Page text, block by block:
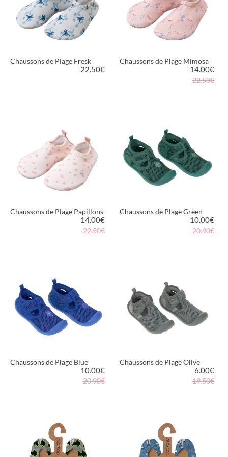
Chaussons de Plage Fresk
22.50€
Chaussons de Plage Mimosa
14.00€
22.50€
Chaussons de Plage Papillons
14.00€
22.50€
Chaussons de Plage Green
10.00€
20.90€
Chaussons de Plage Blue
10.00€
20.90€
VOIR LE PRODUIT
Chaussons de Plage Olive
6.00€
19.50€
VOIR LE PRODUIT